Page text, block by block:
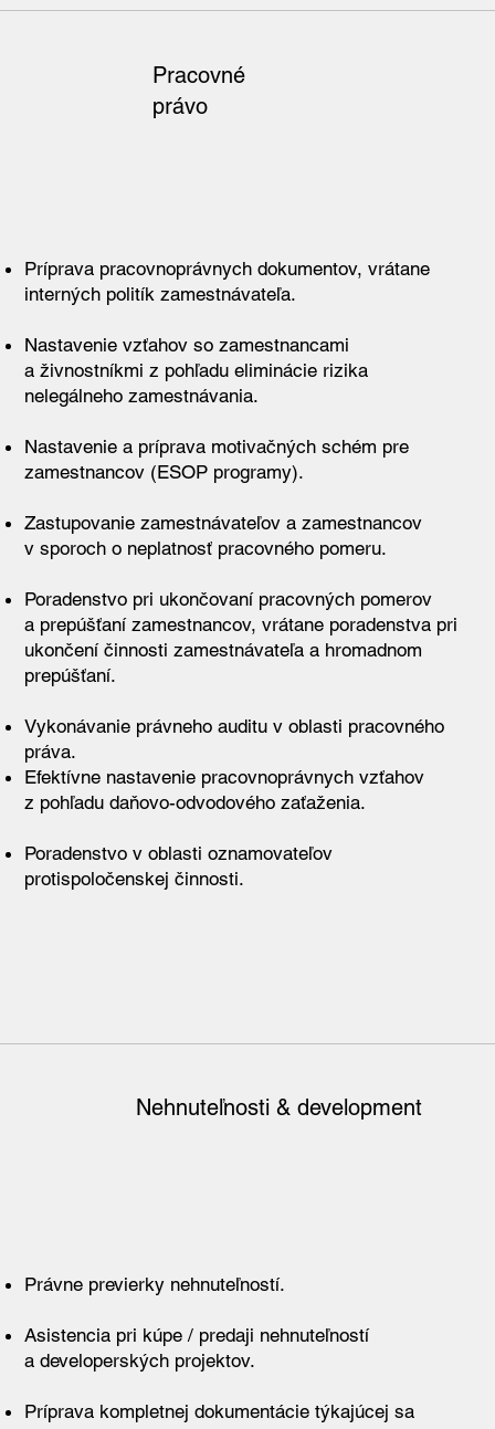
Pracovné
právo
Príprava pracovnoprávnych dokumentov, vrátane
interných politík zamestnávateľa.
Nastavenie vzťahov so zamestnancami
a živnostníkmi z pohľadu eliminácie rizika
nelegálneho zamestnávania.
Nastavenie a príprava motivačných schém pre
zamestnancov (ESOP programy).
Zastupovanie zamestnávateľov a zamestnancov
v sporoch o neplatnosť pracovného pomeru.
Poradenstvo pri ukončovaní pracovných pomerov
a prepúšťaní zamestnancov, vrátane poradenstva pri
ukončení činnosti zamestnávateľa a hromadnom
prepúšťaní.
Vykonávanie právneho auditu v oblasti pracovného
práva.
Efektívne nastavenie pracovnoprávnych vzťahov
z pohľadu daňovo-odvodového zaťaženia.​
Poradenstvo v oblasti oznamovateľov
protispoločenskej činnosti.
Nehnuteľnosti & development
Právne previerky nehnuteľností.
Asistencia pri kúpe / predaji nehnuteľností
a developerských projektov.
Príprava kompletnej dokumentácie týkajúcej sa